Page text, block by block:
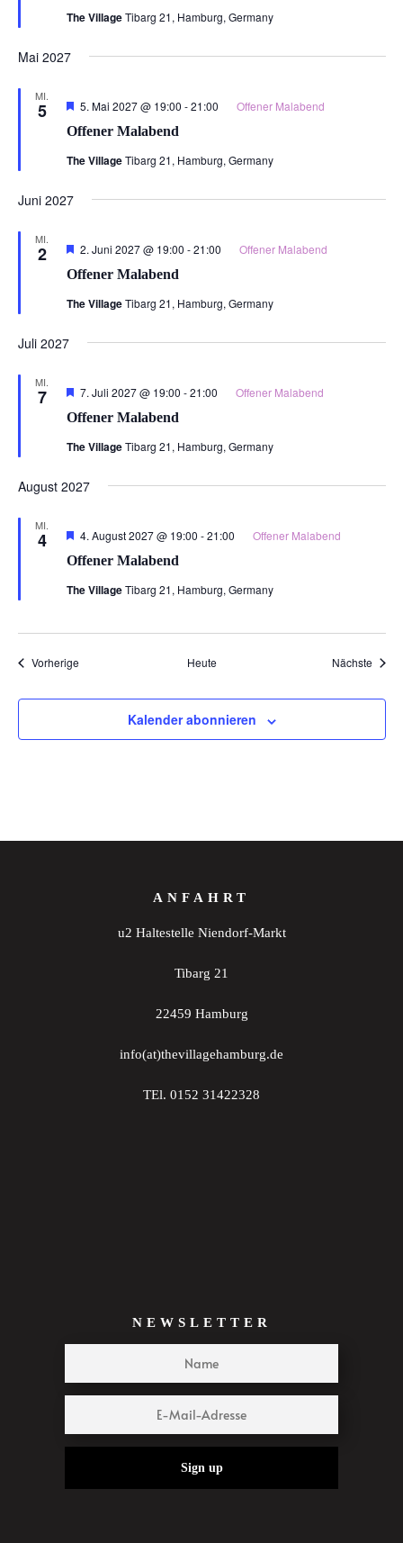
The VillageTibarg 21, Hamburg, Germany
Mai 2027
MI.
5
Offener Malabend
Hervorgehoben
5. Mai 2027 @ 19:00 -21:00 Offener Malabend
The VillageTibarg 21, Hamburg, Germany
Juni 2027
MI.
2
Offener Malabend
Hervorgehoben
2. Juni 2027 @ 19:00 -21:00 Offener Malabend
The VillageTibarg 21, Hamburg, Germany
Juli 2027
MI.
7
Offener Malabend
Hervorgehoben
7. Juli 2027 @ 19:00 -21:00 Offener Malabend
The VillageTibarg 21, Hamburg, Germany
August 2027
MI.
4
Offener Malabend
Hervorgehoben
4. August 2027 @ 19:00 -21:00 Offener Malabend
The VillageTibarg 21, Hamburg, Germany
VorherigeVeranstaltungen Heute Nächste
Kalender abonnieren
ANFAHRT
u2 Haltestelle Niendorf-Markt
Tibarg 21
22459 Hamburg
info(at)thevillagehamburg.de
TEl. 0152 31422328
NEWSLETTER
Sign up